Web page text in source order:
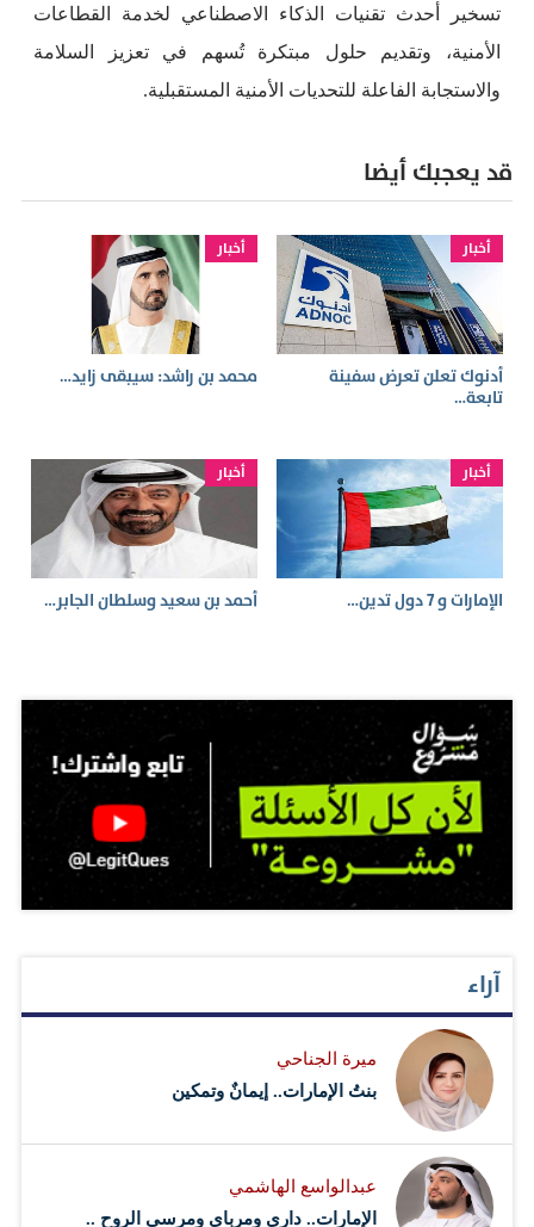
تسخير أحدث تقنيات الذكاء الاصطناعي لخدمة القطاعات
الأمنية، وتقديم حلول مبتكرة تُسهم في تعزيز السلامة
والاستجابة الفاعلة للتحديات الأمنية المستقبلية.
قد يعجبك أيضا
أخبار
أدنوك تعلن تعرض سفينة
تابعة…
أخبار
محمد بن راشد: سيبقى زايد…
أخبار
الإمارات و 7 دول تدين…
أخبار
أحمد بن سعيد وسلطان الجابر…
آراء
ميرة الجناحي
بنتُ الإمارات.. إيمانٌ وتمكين
عبدالواسع الهاشمي
الإمارات.. داري ومرباي ومرسى الروح ..